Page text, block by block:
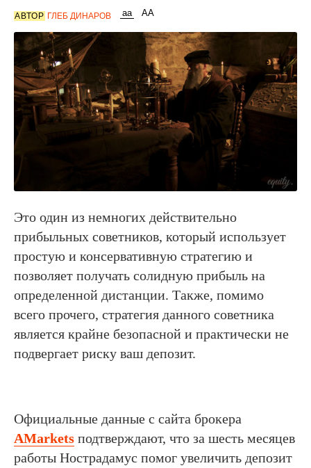
АВТОР ГЛЕБ ДИНАРОВ
Это один из немногих действительно
прибыльных советников, который использует
простую и консервативную стратегию и
позволяет получать солидную прибыль на
определенной дистанции. Также, помимо
всего прочего, стратегия данного советника
является крайне безопасной и практически не
подвергает риску ваш депозит.
Официальные данные с сайта брокера
AMarkets подтверждают, что за шесть месяцев
работы Нострадамус помог увеличить депозит